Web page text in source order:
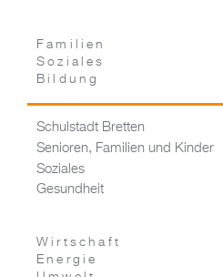
Familien
Soziales
Bildung
Schulstadt Bretten
Senioren, Familien und Kinder
Soziales
Gesundheit
Wirtschaft
Energie